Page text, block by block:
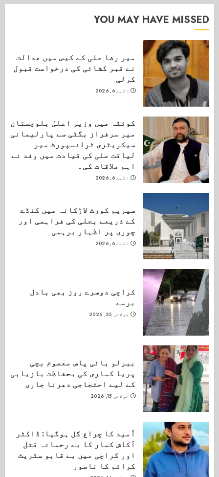
YOU MAY HAVE MISSED
میر رضا علی کے کیس میں عدالت
نے قبر کشائی کی درخواست قبول
کرلی
اگست 6, 2026
کوئٹہ میں وزیر اعلیٰ بلوچستان
میر سرفراز بگٹی سے پارلیمانی
سیکریٹری ٹرانسپورٹ میر
لیاقت علی کی قیادت میں وفد نے
اہم ملاقات کی۔
اگست 6, 2026
سپریم کورٹ لاڑکانہ میں کنڈے
کے ذریعے بجلی کی فراہمی اور
چوری پر اظہار برہمی
اگست 6, 2026
کراچی دوسرے روز بھی بادل
برسے
جولائی 25, 2026
ببرلو بائی پاس معصوم بچی
پریا کماری کی بحفاظت بازیابی
کے لیے احتجاجی دھرنا جاری
جولائی 15, 2026
اُمید کا چراغ گل ہوگیا: ڈاکٹر
آکاش کمار کا بے رحمانہ قتل
اور کراچی میں بے قابو سٹریٹ
کرائم کا ناسور